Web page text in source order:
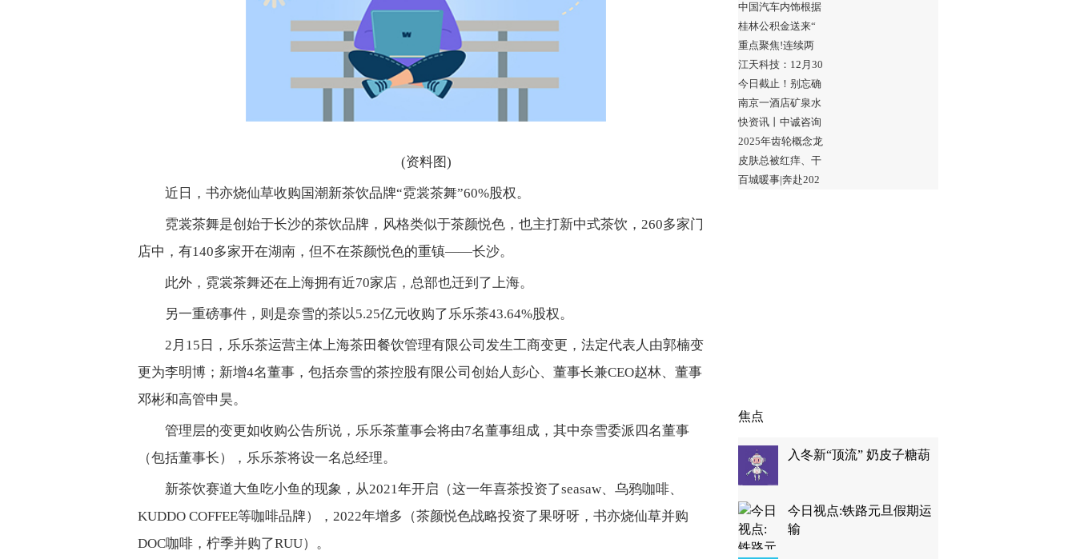
(资料图)
近日，书亦烧仙草收购国潮新茶饮品牌“霓裳茶舞”60%股权。
霓裳茶舞是创始于长沙的茶饮品牌，风格类似于茶颜悦色，也主打新中式茶饮，260多家门
店中，有140多家开在湖南，但不在茶颜悦色的重镇——长沙。
此外，霓裳茶舞还在上海拥有近70家店，总部也迁到了上海。
另一重磅事件，则是奈雪的茶以5.25亿元收购了乐乐茶43.64%股权。
2月15日，乐乐茶运营主体上海茶田餐饮管理有限公司发生工商变更，法定代表人由郭楠变
更为李明博；新增4名董事，包括奈雪的茶控股有限公司创始人彭心、董事长兼CEO赵林、董事
邓彬和高管申昊。
管理层的变更如收购公告所说，乐乐茶董事会将由7名董事组成，其中奈雪委派四名董事
（包括董事长），乐乐茶将设一名总经理。
新茶饮赛道大鱼吃小鱼的现象，从2021年开启（这一年喜茶投资了seasaw、乌鸦咖啡、
KUDDO COFFEE等咖啡品牌），2022年增多（茶颜悦色战略投资了果呀呀，书亦烧仙草并购
DOC咖啡，柠季并购了RUU）。
中国汽车内饰根据
桂林公积金送来“
重点聚焦!连续两
江天科技：12月30
今日截止！别忘确
南京一酒店矿泉水
快资讯丨中诚咨询
2025年齿轮概念龙
皮肤总被红痒、干
百城暖事|奔赴202
焦点
入冬新“顶流” 奶皮子糖葫
今日视点:铁路元旦假期运
输